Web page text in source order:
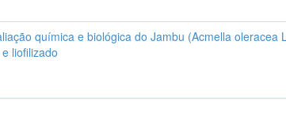
química e biológica do Jambu (Acmella oleracea
liofilizado